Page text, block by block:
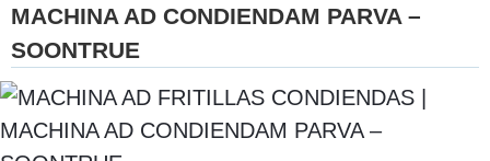
MACHINA AD CONDIENDAM PARVA –
SOONTRUE